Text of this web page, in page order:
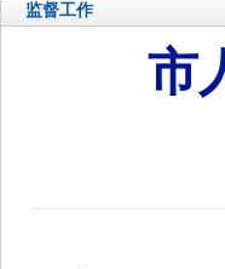
监督工作
市